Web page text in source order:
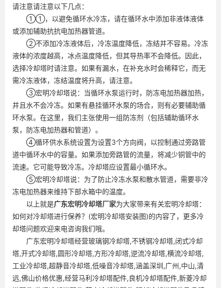
请注意请注意以下几点：
①①，以避免循环水冷冻，请在循环水中添加非液体液体
或添加辅助抗抗电加热器管道。
②不添加冷冻液体后，冷冻温度降低，冻结并不容易。冷冻
液体的浓度越高，冰点温度降低，但其导热率不会降低。因此，
选择冷却塔时请注意。如果有漏水，在补充水时会稀释它，而无
需冷冻液体，冻结温度将升高，请注意。
③宏明冷却塔说：当循环水泵运行时，防冻电加热器加热，
并且水不会冷冻。如果有悬挂循环水泵的场合，则有必要辅助循
环水泵。在这里，我们主张使用一组防冻剂（包括辅助循环水
泵，防冻电加热器和管道）。
④循环供水系统设置为设置3个方向阀，以控制通过旁路管
道中循环水中的容量。如果添加旁路管的流量，将减少铜管中的
流速。它可能导致冷冻。冷却塔应设置最小循环水。
⑤宏明冷却塔说：为了防止冷冻水泵和散水管道，需要非冷
冻电加热器来维持下部水箱中的温度。
以上就是广东宏明冷却塔厂家为大家带来有关宏明冷却塔：
如何对冷却塔进行保养？(宏明冷却塔安装图)的内容了，更多冷
却塔问题欢迎来电咨询我们哦。
广东宏明冷却塔经营玻璃钢冷却塔,不锈钢冷却塔,闭式冷却
塔,开式冷却塔,圆形冷却塔,方形冷却塔,逆流冷却塔,横流冷却塔,
工业冷却塔,超静音冷却塔,低噪音冷却塔,涵盖深圳,广州,中山,清
远,佛山价格优惠,经营马利冷却塔配件,良机冷却塔配件,新菱冷却